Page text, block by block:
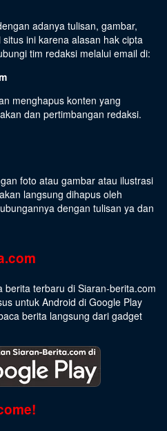
adanya tulisan, gambar,
ini karena alasan hak cipta
tim redaksi melalui email di:
menghapus konten yang
dan pertimbangan redaksi.
foto atau gambar atau ilustrasi
langsung dihapus oleh
dengan tulisan ya dan
berita terbaru di Siaran-berita.com
untuk Android di Google Play
berita langsung dari gadget